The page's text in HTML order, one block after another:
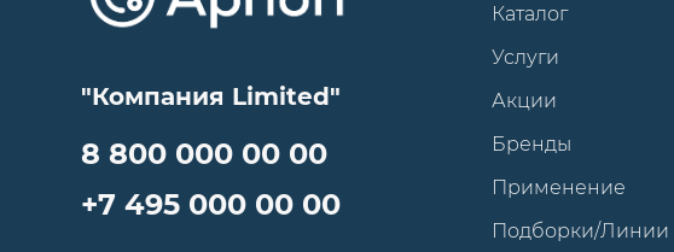
"Компания Limited"
8 800 000 00 00
+7 495 000 00 00
Каталог
Услуги
Акции
Бренды
Применение
Подборки/Линии